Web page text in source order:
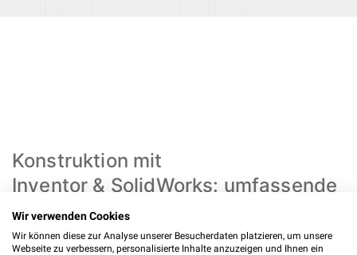
Konstruktion mit
Inventor & SolidWorks: umfassende
Kompetenz im
Sondermaschinenbau
Wir verwenden Cookies
Wir können diese zur Analyse unserer Besucherdaten platzieren, um unsere
Webseite zu verbessern, personalisierte Inhalte anzuzeigen und Ihnen ein